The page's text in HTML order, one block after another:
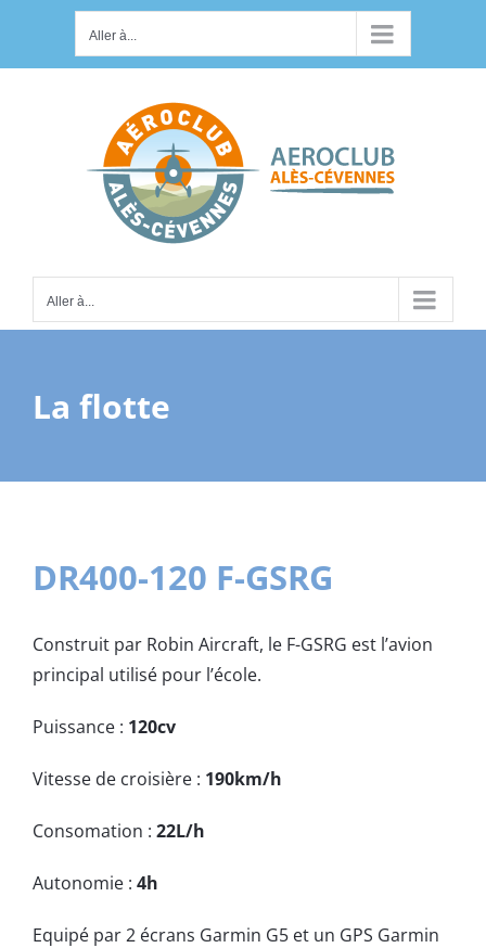
contenu
Aller à...
Aller à...
La flotte
DR400-120 F-GSRG
Construit par Robin Aircraft, le F-GSRG est l’avion
principal utilisé pour l’école.
Puissance : 120cv
Vitesse de croisière : 190km/h
Consomation : 22L/h
Autonomie : 4h
Equipé par 2 écrans Garmin G5 et un GPS Garmin